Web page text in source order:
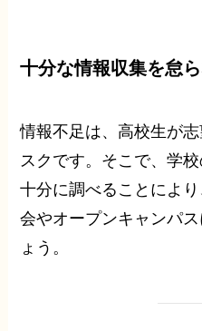
十分な情報収集を怠
情報不足は、高校生が
スクです。そこで、学
十分に調べることによ
会やオープンキャンパ
ょう。